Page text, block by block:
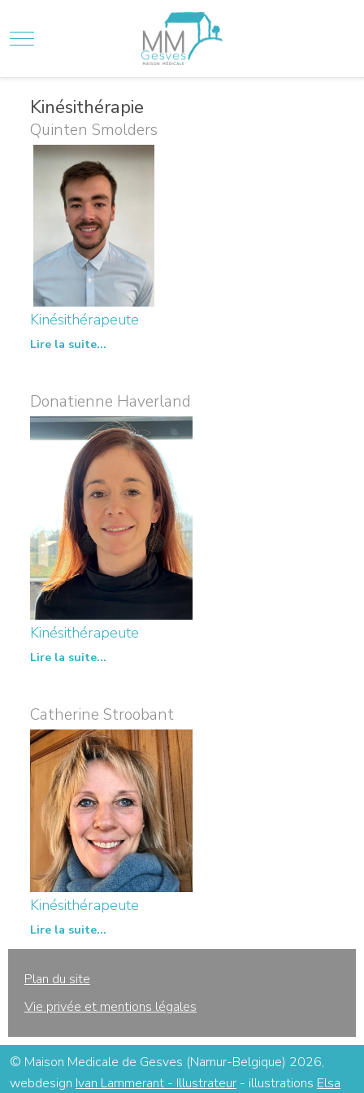
Mobile Menu Toggle
Kinésithérapie
Quinten Smolders
Kinésithérapeute
Lire la suite...
Donatienne Haverland
Kinésithérapeute
Lire la suite...
Catherine Stroobant
Kinésithérapeute
Lire la suite...
Plan du site
Vie privée et mentions légales
© Maison Medicale de Gesves (Namur-Belgique) 2026,
webdesign Ivan Lammerant - Illustrateur - illustrations Elsa